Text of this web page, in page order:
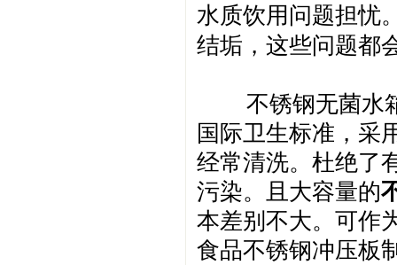
水质饮用问题担忧
结垢，这些问题都
不锈钢无菌水
国际卫生标准，采
经常清洗。杜绝了
污染。且大容量的
本差别不大。可作
食品不锈钢冲压板